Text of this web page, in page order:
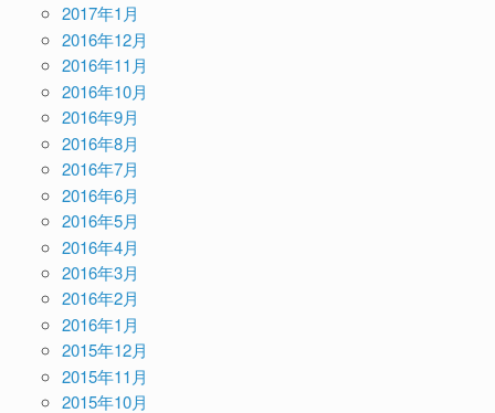
2017年1月
2016年12月
2016年11月
2016年10月
2016年9月
2016年8月
2016年7月
2016年6月
2016年5月
2016年4月
2016年3月
2016年2月
2016年1月
2015年12月
2015年11月
2015年10月